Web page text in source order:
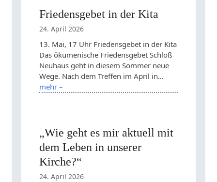
Friedensgebet in der Kita
24. April 2026
13. Mai, 17 Uhr Friedensgebet in der Kita
Das ökumenische Friedensgebet Schloß
Neuhaus geht in diesem Sommer neue
Wege. Nach dem Treffen im April in…
mehr –
„Wie geht es mir aktuell mit
dem Leben in unserer
Kirche?“
24. April 2026